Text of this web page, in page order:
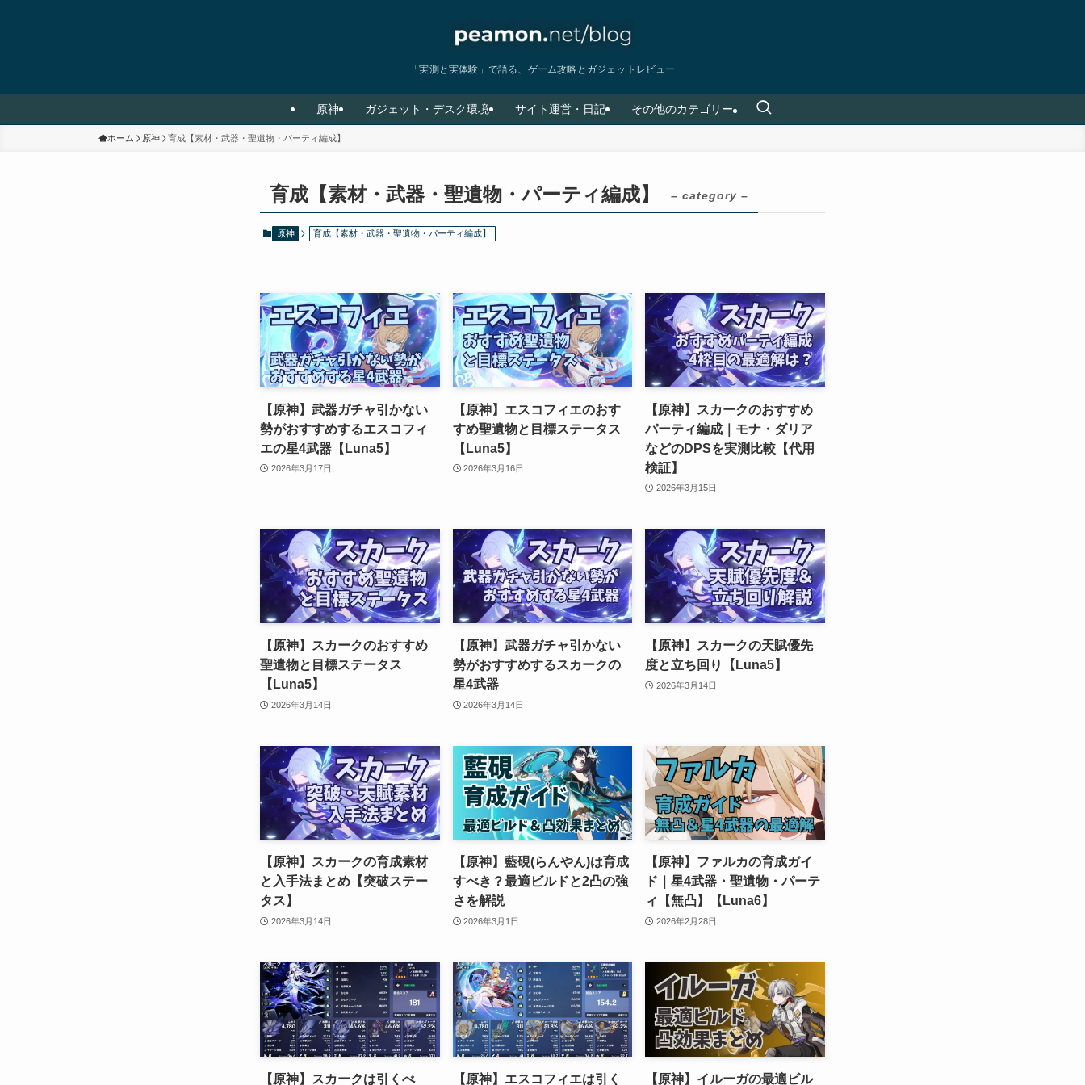
「実測と実体験」で語る、ゲーム攻略とガジェットレビュー
原神 ガジェット・デスク環境 サイト運営・日記 その他のカテゴリー
ホーム 原神 育成【素材・武器・聖遺物・パーティ編成】
育成【素材・武器・聖遺物・パーティ編成】 – category –
原神 育成【素材・武器・聖遺物・パーティ編成】
【原神】武器ガチャ引かない
勢がおすすめするエスコフィ
エの星4武器【Luna5】
2026年3月17日
【原神】エスコフィエのおす
すめ聖遺物と目標ステータス
【Luna5】
2026年3月16日
【原神】スカークのおすすめ
パーティ編成｜モナ・ダリア
などのDPSを実測比較【代用
検証】
2026年3月15日
【原神】スカークのおすすめ
聖遺物と目標ステータス
【Luna5】
2026年3月14日
【原神】武器ガチャ引かない
勢がおすすめするスカークの
星4武器
2026年3月14日
【原神】スカークの天賦優先
度と立ち回り【Luna5】
2026年3月14日
【原神】スカークの育成素材
と入手法まとめ【突破ステー
タス】
2026年3月14日
【原神】藍硯(らんやん)は育成
すべき？最適ビルドと2凸の強
さを解説
2026年3月1日
【原神】ファルカの育成ガイ
ド｜星4武器・聖遺物・パーテ
ィ【無凸】【Luna6】
2026年2月28日
【原神】スカークは引くべ 【原神】エスコフィエは引く 【原神】イルーガの最適ビル